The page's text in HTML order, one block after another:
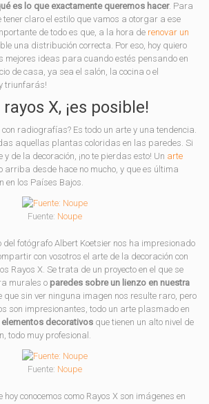
es lo que exactamente queremos hacer. Para
tener claro el estilo que vamos a otorgar a ese
de todo es que, a la hora de renovar un
una distribución correcta. Por eso, hoy quiero
mejores ideas para cuando estés pensando en
de casa, ya sea el salón, la cocina o el
triunfarás!
X, ¡es posible!
radiografías? Es todo un arte y una tendencia.
aquellas plantas coloridas en las paredes. Si
de la decoración, ¡no te pierdas esto! Un arte
arriba desde hace no mucho, y que es última
en los Países Bajos.
Fuente: Noupe
del fotógrafo Albert Koetsier nos ha impresionado
con vosotros el arte de la decoración con
Rayos X. Se trata de un proyecto en el que se
murales o paredes sobre un lienzo en nuestra
que sin ver ninguna imagen nos resulte raro, pero
son impresionantes, todo un arte plasmado en
elementos decorativos que tienen un alto nivel de
todo muy profesional.
Fuente: Noupe
conocemos como Rayos X son imágenes en